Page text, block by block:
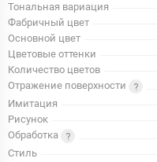
Тональная вариация
Фабричный цвет
Основной цвет
Цветовые оттенки
Количество цветов
Отражение поверхности
Имитация
Рисунок
Обработка
Стиль